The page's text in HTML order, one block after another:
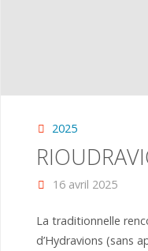
2025
16 avril 2025
La traditionnelle
d’Hydravions (sans